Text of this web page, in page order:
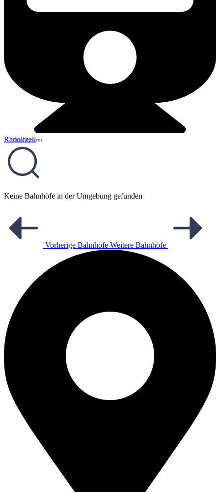
Radolfzell
7,78 km entfernt
Keine Bahnhöfe in der Umgebung gefunden
Vorherige Bahnhöfe Weitere Bahnhöfe